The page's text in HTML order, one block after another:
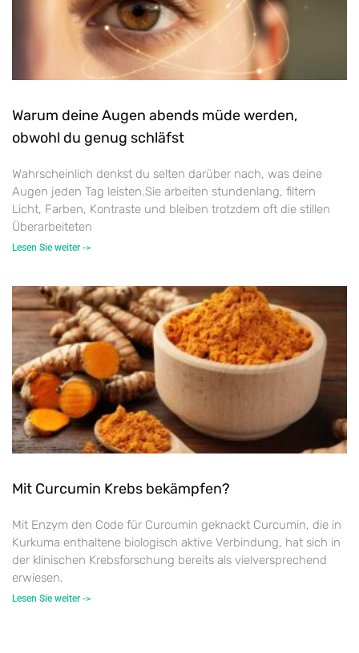
Warum deine Augen abends müde werden,
obwohl du genug schläfst
Wahrscheinlich denkst du selten darüber nach, was deine
Augen jeden Tag leisten.Sie arbeiten stundenlang, filtern
Licht, Farben, Kontraste und bleiben trotzdem oft die stillen
Überarbeiteten
Lesen Sie weiter ->
Mit Curcumin Krebs bekämpfen?
Mit Enzym den Code für Curcumin geknackt Curcumin, die in
Kurkuma enthaltene biologisch aktive Verbindung, hat sich in
der klinischen Krebsforschung bereits als vielversprechend
erwiesen.
Lesen Sie weiter ->